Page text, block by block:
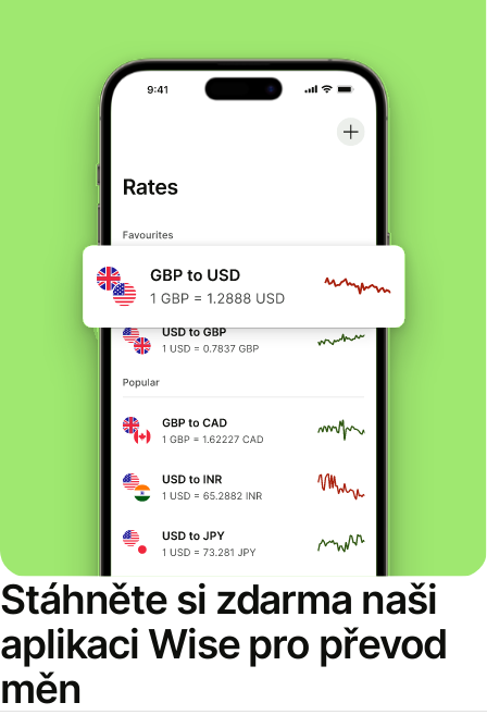
Stáhněte si zdarma naši
aplikaci Wise pro převod
měn